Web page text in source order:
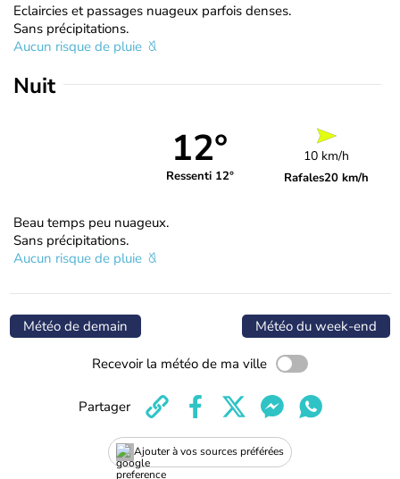
Eclaircies et passages nuageux parfois denses.
Sans précipitations.
Aucun risque de pluie
Nuit
12°
Ressenti 12°
10 km/h
Rafales20 km/h
Beau temps peu nuageux.
Sans précipitations.
Aucun risque de pluie
Météo de demain Météo du week-end
Recevoir la météo de ma ville
Ajouter à vos sources préférées
Partager